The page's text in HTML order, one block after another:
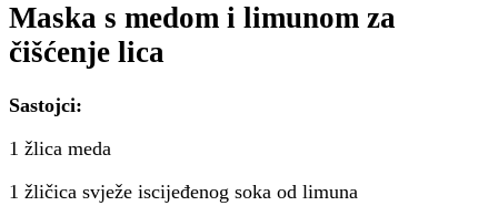
Maska s medom i limunom za
čišćenje lica
Sastojci:
1 žlica meda
1 žličica svježe iscijeđenog soka od limuna